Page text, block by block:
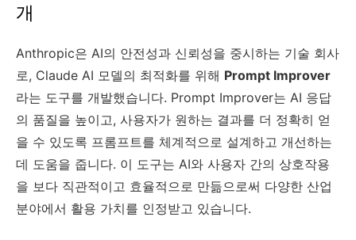
개
Anthropic은 AI의 안전성과 신뢰성을 중시하는 기술 회사
로, Claude AI 모델의 최적화를 위해 Prompt Improver
라는 도구를 개발했습니다. Prompt Improver는 AI 응답
의 품질을 높이고, 사용자가 원하는 결과를 더 정확히 얻
을 수 있도록 프롬프트를 체계적으로 설계하고 개선하는
데 도움을 줍니다. 이 도구는 AI와 사용자 간의 상호작용
을 보다 직관적이고 효율적으로 만듦으로써 다양한 산업
분야에서 활용 가치를 인정받고 있습니다.